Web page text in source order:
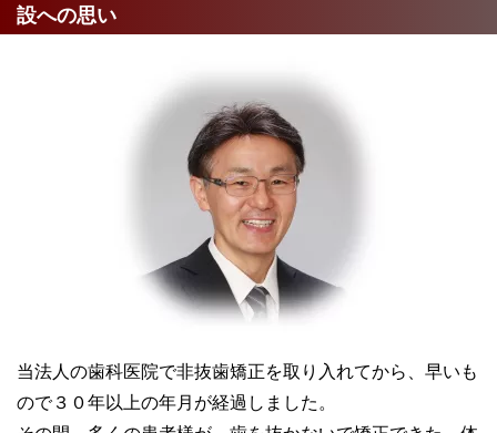
設への思い
当法人の歯科医院で非抜歯矯正を取り入れてから、早いも
ので３０年以上の年月が経過しました。